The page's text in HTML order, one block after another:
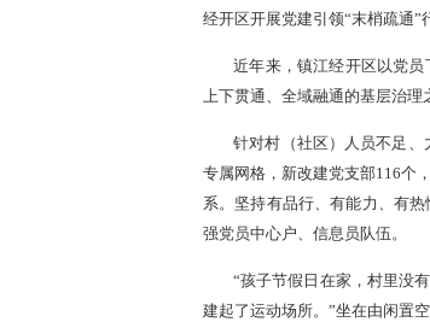
经开区开展党建引领“末梢疏通”
近年来，镇江经开区以党
上下贯通、全域融通的基层治理
针对村（社区）人员不足
专属网格，新改建党支部116个
系。坚持有品行、有能力、有
强党员中心户、信息员队伍。
“孩子节假日在家，村里没
建起了运动场所。”坐在由闲置